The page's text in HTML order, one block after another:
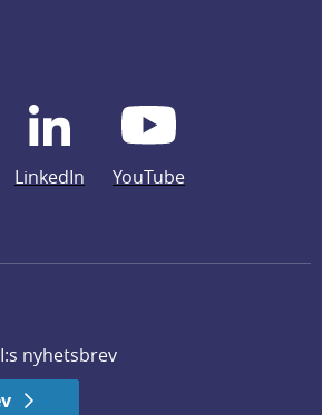
LinkedIn
YouTube
nyhetsbrev